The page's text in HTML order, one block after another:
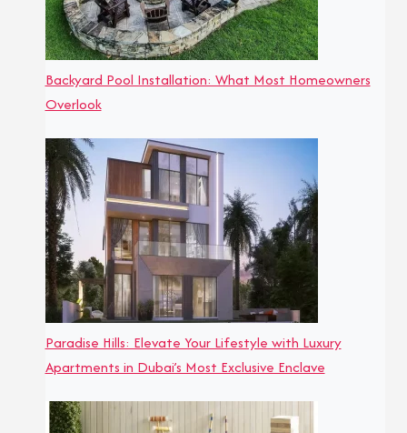
Backyard Pool Installation: What Most Homeowners
Overlook
Paradise Hills: Elevate Your Lifestyle with Luxury
Apartments in Dubai’s Most Exclusive Enclave